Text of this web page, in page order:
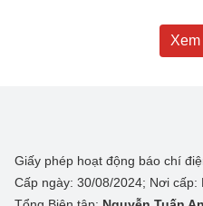
Giấy phép hoạt động báo chí
Cấp ngày: 30/08/2024; Nơi cấp: